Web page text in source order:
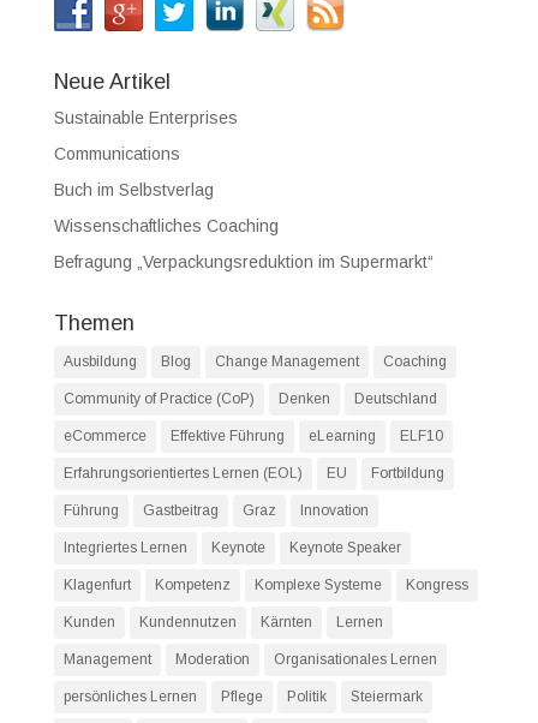
Neue Artikel
Sustainable Enterprises
Communications
Buch im Selbstverlag
Wissenschaftliches Coaching
Befragung „Verpackungsreduktion im Supermarkt“
Themen
Ausbildung Blog Change Management Coaching
Community of Practice (CoP) Denken Deutschland
eCommerce Effektive Führung eLearning ELF10
Erfahrungsorientiertes Lernen (EOL) EU Fortbildung
Führung Gastbeitrag Graz Innovation
Integriertes Lernen Keynote Keynote Speaker
Klagenfurt Kompetenz Komplexe Systeme Kongress
Kunden Kundennutzen Kärnten Lernen
Management Moderation Organisationales Lernen
persönliches Lernen Pflege Politik Steiermark